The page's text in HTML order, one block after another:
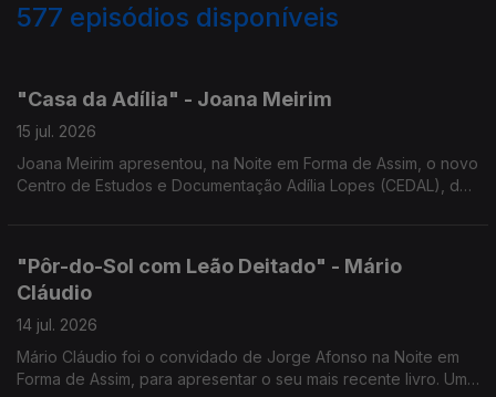
577 episódios disponíveis
"Casa da Adília" - Joana Meirim
15 jul. 2026
Joana Meirim apresentou, na Noite em Forma de Assim, o novo
Centro de Estudos e Documentação Adília Lopes (CEDAL), da
"Pôr-do-Sol com Leão Deitado" - Mário
Cláudio
14 jul. 2026
Mário Cláudio foi o convidado de Jorge Afonso na Noite em
Forma de Assim, para apresentar o seu mais recente livro. Uma